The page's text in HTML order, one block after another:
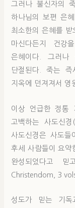
그러나 불신자의
하나님의 보편 은
최소한의 은혜를
마신다든지 건강
은혜이다. 그러
단절된다. 죽는
지옥에 던져져서 영
이상 언급한 정통
고백하는 사도신
사도신경은 사도
후세 사람들이 요약
완성되었다고
Christendom, 3
성도가 믿는 기